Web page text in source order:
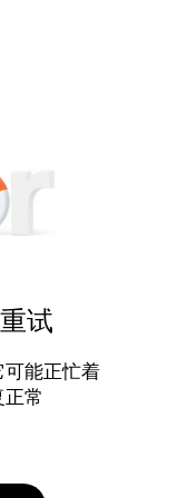
试
能正忙着
常